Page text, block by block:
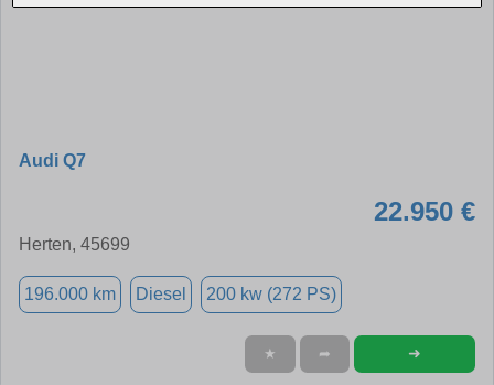
Audi Q7
22.950 €
Herten, 45699
196.000 km Diesel 200 kw (272 PS)
★ ➦ ➜